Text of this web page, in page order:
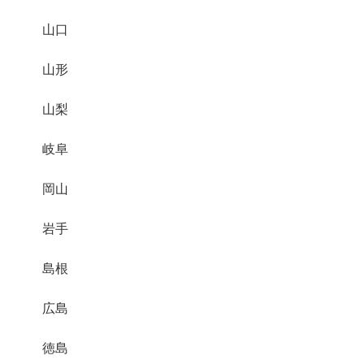
山口
山形
山梨
岐阜
岡山
岩手
島根
広島
徳島